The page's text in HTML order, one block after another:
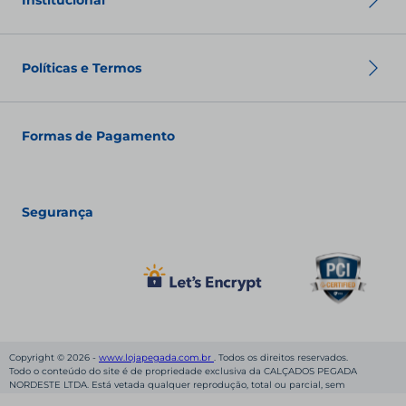
Política de pagamento
Nossas Lojas
Fale conosco
Fashion Club
Políticas e Termos
Política de Troca
Política de Privacidade
Formas de Pagamento
Segurança
Copyright © 2026 - www.lojapegada.com.br . Todos os direitos reservados.
Todo o conteúdo do site é de propriedade exclusiva da CALÇADOS PEGADA
NORDESTE LTDA. Está vetada qualquer reprodução, total ou parcial, sem